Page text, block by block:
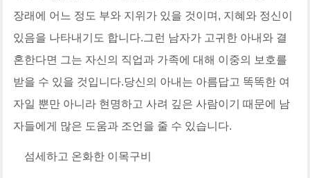
장래에 어느 정도 부와 지위가 있을 것이며, 지혜와 정신이
있음을 나타내기도 합니다.그런 남자가 고귀한 아내와 결
혼한다면 그는 자신의 직업과 가족에 대해 이중의 보호를
받을 수 있을 것입니다.당신의 아내는 아름답고 똑똑한 여
자일 뿐만 아니라 현명하고 사려 깊은 사람이기 때문에 남
자들에게 많은 도움과 조언을 줄 수 있습니다.
섬세하고 온화한 이목구비